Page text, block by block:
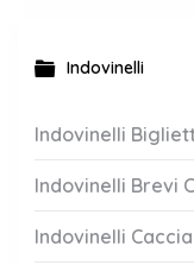
Indovinelli
Indovinelli
Indovinelli Brevi
Indovinelli